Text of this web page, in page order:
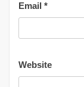
Email *
Website